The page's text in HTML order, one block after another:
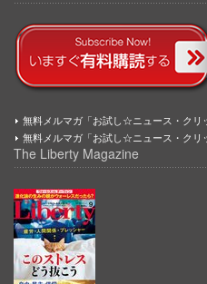
無料メルマガ「お試し☆ニュース・クリ
無料メルマガ「お試し☆ニュース・クリ
The Liberty Magazine